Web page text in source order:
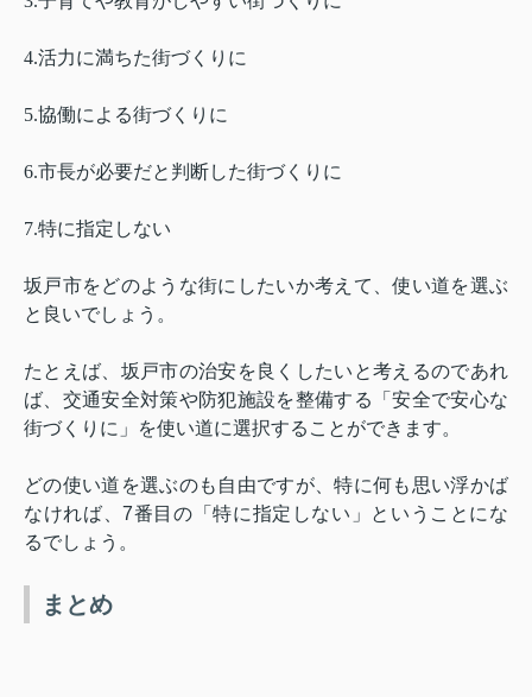
4.活力に満ちた街づくりに
5.協働による街づくりに
6.市長が必要だと判断した街づくりに
7.特に指定しない
坂戸市をどのような街にしたいか考えて、使い道を選ぶ
と良いでしょう。
たとえば、坂戸市の治安を良くしたいと考えるのであれ
ば、交通安全対策や防犯施設を整備する「安全で安心な
街づくりに」を使い道に選択することができます。
どの使い道を選ぶのも自由ですが、特に何も思い浮かば
なければ、7番目の「特に指定しない」ということにな
るでしょう。
まとめ